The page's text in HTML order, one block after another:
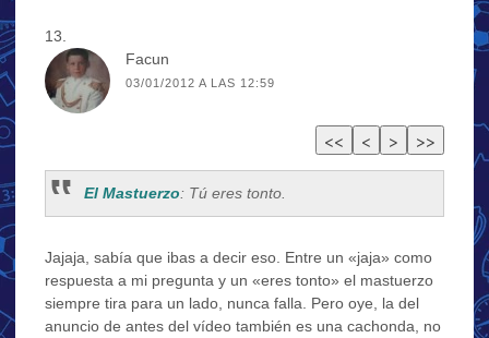
Facun
03/01/2012 A LAS 12:59
El Mastuerzo: Tú eres tonto.
Jajaja, sabía que ibas a decir eso. Entre un «jaja» como
respuesta a mi pregunta y un «eres tonto» el mastuerzo
siempre tira para un lado, nunca falla. Pero oye, la del
anuncio de antes del vídeo también es una cachonda, no